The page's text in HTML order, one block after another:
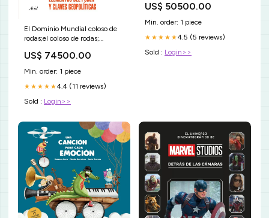
El Dominio Mundial coloso de
rodas;el coloso de rodas;
infantil;historia;libros de historia
para niños;historia para
niños;roma;roma para
niños;libros para niños;literatura
US$ 74500.00
Min. order: 1 piece
★★★★★4.4 (11 reviews)
Sold : Login>>
US$ 50500.00
Min. order: 1 piece
★★★★★4.5 (5 reviews)
Sold : Login>>